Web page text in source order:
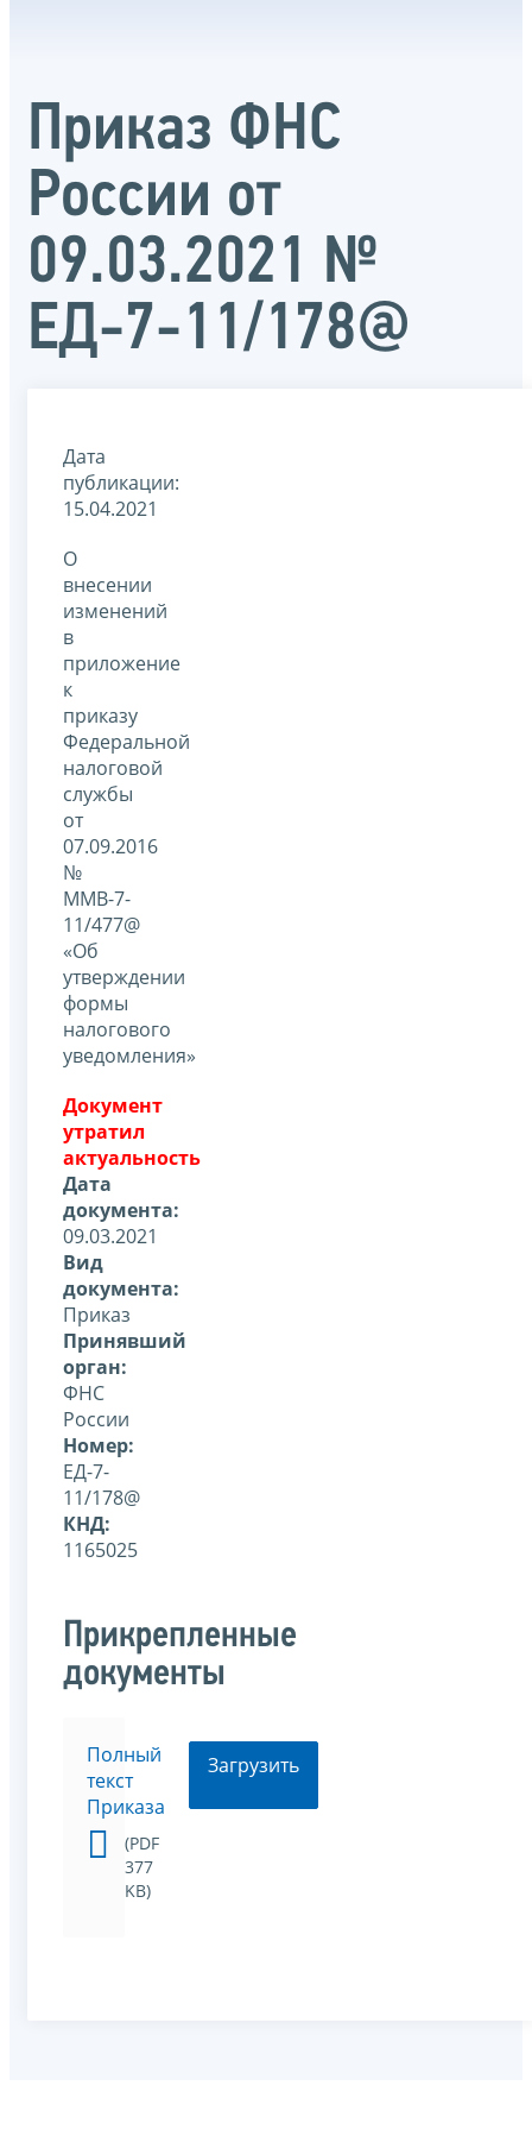
Приказ ФНС
России от
09.03.2021 №
ЕД-7-11/178@
Дата
публикации:
15.04.2021
О
внесении
изменений
в
приложение
к
приказу
Федеральной
налоговой
службы
от
07.09.2016
№
ММВ-7-
11/477@
«Об
утверждении
формы
налогового
уведомления»
Документ
утратил
актуальность
Дата
документа:
09.03.2021
Вид
документа:
Приказ
Принявший
орган:
ФНС
России
Номер:
ЕД-7-
11/178@
КНД:
1165025
Прикрепленные
документы
Полный
текст
Приказа
(PDF
377
KB)
Загрузить